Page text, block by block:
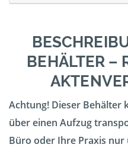
BEHÄLTER –
Achtung! Dieser Behälter
über einen Aufzug
Büro oder Ihre Praxis